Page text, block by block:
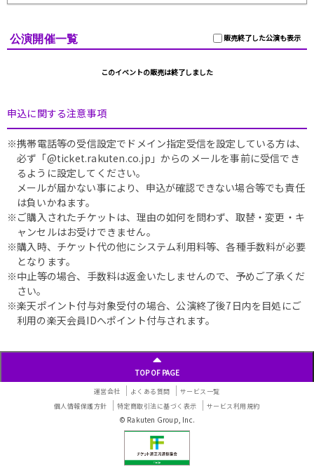
販売終了した公演も表示
公演開催一覧
このイベントの販売は終了しました
申込に関する注意事項
※携帯電話等の受信設定でドメイン指定受信を設定している方は、
必ず「@ticket.rakuten.co.jp」からのメールを事前に受信でき
るように設定してください。
メールが届かない事により、申込が確認できない場合等でも責任
は負いかねます。
※ご購入されたチケットは、理由の如何を問わず、取替・変更・キ
ャンセルはお受けできません。
※購入時、チケット代の他にシステム利用料等、各種手数料が必要
となります。
※中止等の場合、手数料は返金いたしませんので、予めご了承くだ
さい。
※楽天ポイント付与対象受付の場合、公演終了後7日内を目処にご
利用の楽天会員IDへポイント付与されます。
TOP OF PAGE
運営会社 よくある質問
サービス一覧
個人情報保護方針
特定商取引法に基づく表示 サービス利用規約
© Rakuten Group, Inc.